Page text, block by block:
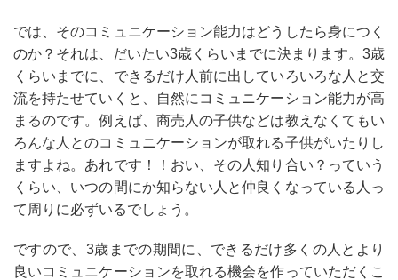
では、そのコミュニケーション能力はどうしたら身につく
のか？それは、だいたい3歳くらいまでに決まります。3歳
くらいまでに、できるだけ人前に出していろいろな人と交
流を持たせていくと、自然にコミュニケーション能力が高
まるのです。例えば、商売人の子供などは教えなくてもい
ろんな人とのコミュニケーションが取れる子供がいたりし
ますよね。あれです！！おい、その人知り合い？っていう
くらい、いつの間にか知らない人と仲良くなっている人っ
て周りに必ずいるでしょう。
ですので、3歳までの期間に、できるだけ多くの人とより
良いコミュニケーションを取れる機会を作っていただくこ